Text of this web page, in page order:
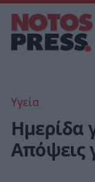
Υγεία
Ημερίδα
Απόψεις